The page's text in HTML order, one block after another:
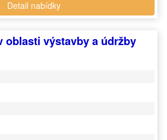
Detail nabídky
oblasti výstavby a údržby